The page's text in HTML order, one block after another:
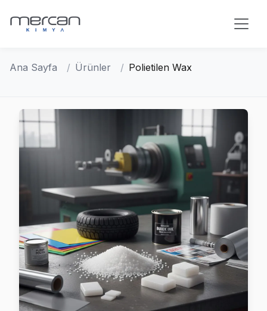
Ana Sayfa Ürünler Polietilen Wax